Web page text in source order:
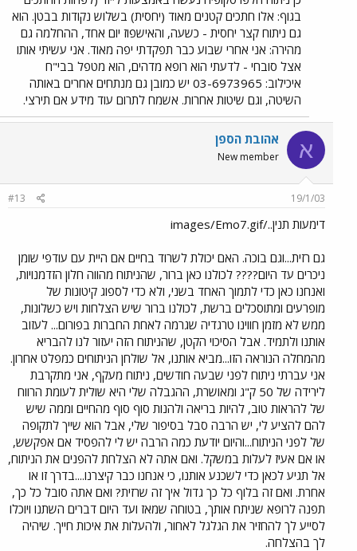
בגוף: אלו חתכים קטנים מאוד (יחסית) בשלוש נקודות בבטן. הוא
גם ניתוח קצר יחסית - כשעה, והאישפוז יום אחד, ההחלמה גם
מהירה: אני אחרי שבוע כבר תפקדתי יפה מאוד. אני עשיתי אותו
אצל סובחי - לדעתי הוא רופא מדהים, הוא מטפל בבי"ח
איכילוב: 03-6973965 יש כמובן גם מנתחים אחרים באותה
השיטה, וגם שיטות אחרות. אשמח לתרום עוד מידע אם תירצי.
א אהובת הספן
New member
19/1/03
#13
דימעות תנין../images/Emo7.gif
גם רזית...וגם בוכה. האם יכולת לשרוד בחיים אם היית עם עודפי שומן
ניכרים עד היום???? לכולנו כאן ברור, שהניתוח מהווה חלון הזדמנויות,
ואנחנו כאן כדי לתמוך האחד בשני, ולא כדי לספוג קיטונות של
מופרעים ומתוסכלים ברשת, לכולנו ברור שיש הצלחות ויש כשלונות,
ממש לא מזמן חווינו טרגדיה שגרמה לאחת החברות בפורום... לעזוב
אותנו ולתמיד. אבל הסיכוי הקטן, שהניתוח הזה יעזור לנו להבריא
מהמחלה הנוראה הזו...מביא אותנו, אל שולחן הניתוחים כמפלט אחרון.
אני עברתי ניתוח לפני שבעה חודשים, ניתוח מעקף, אני מתקרבת
לירידה של 50 ק"ג ומאושרת, ההגבלה שלי היא שולית לעומת הרווח
של להראות טוב, להיות בריאה ולהנות סוף סוף מהחיים וממה שיש
להם להציע לי, יש הרבה סבל בסיפור שלי, אבל הוא שייך לתקופה
של לפני הניתוח...והיום יודעת כמה הרבה יש לי להפסיד אם אפקשש,
או אם אעיז לעלות במשקל. ואם אתה לא הצלחת להפנים את הניתוח,
אל תגיע לכאן כדי לשכנע אותנו, כי אנחנו כבר קיצרנו....בדרך זו או
אחרת. ואם זה בלוף כל כך גדול איך זה שרזית? ואם אתה סובל כל כך,
תפנה לרופא שניתח אותך, בטוחה שמאז ועד היום דברים השתנו ויוכלו
לסייע לך להחזיר את הגלגל לאחור, ולהעלות את איכות חייך. שיהיה
לך בהצלחה.